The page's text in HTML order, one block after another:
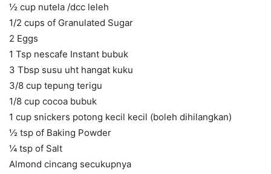
½ cup nutela /dcc leleh
1/2 cups of Granulated Sugar
2 Eggs
1 Tsp nescafe Instant bubuk
3 Tbsp susu uht hangat kuku
3/8 cup tepung terigu
1/8 cup cocoa bubuk
1 cup snickers potong kecil kecil (boleh dihilangkan)
½ tsp of Baking Powder
¼ tsp of Salt
Almond cincang secukupnya